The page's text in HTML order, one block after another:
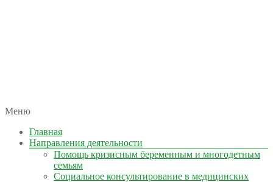
КОЛЫМА — ЗА ЖИЗНЬ
автономная некоммерческая организация
Меню
Главная
Направления деятельности
Помощь кризисным беременным и многодетным
семьям
Социальное консультирование в медицинских